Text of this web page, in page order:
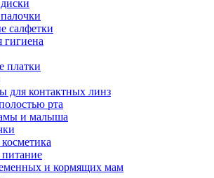
салфетки
гигиена
платки
для контактных линз
рта
и малыша
питание
и кормящих мам